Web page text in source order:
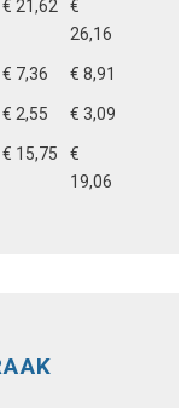
€ 21,62
€
26,16
€ 7,36 € 8,91
€ 2,55 € 3,09
€ 15,75
€
19,06